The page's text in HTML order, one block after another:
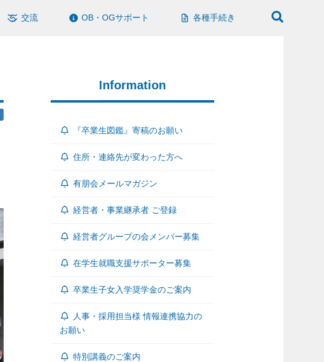
交流 OB・OGサポート 各種手続き
Information
『卒業生図鑑』寄稿のお願い
住所・連絡先が変わった方へ
有朋会メールマガジン
経営者・事業継承者 ご登録
経営者グループの会メンバー募集
在学生就職支援サポーター募集
卒業生子女入学奨学金のご案内
人事・採用担当様 情報連携協力の
お願い
特別講義のご案内